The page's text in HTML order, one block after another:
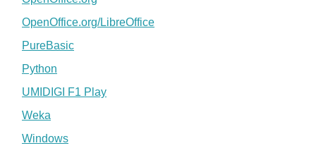
OpenOffice.org/LibreOffice
PureBasic
Python
UMIDIGI F1 Play
Weka
Windows